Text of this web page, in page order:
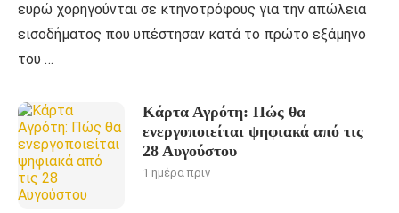
ευρώ χορηγούνται σε κτηνοτρόφους για την απώλεια
εισοδήματος που υπέστησαν κατά το πρώτο εξάμηνο
του …
Κάρτα Αγρότη: Πώς θα
ενεργοποιείται ψηφιακά από τις
28 Αυγούστου
1 ημέρα πριν